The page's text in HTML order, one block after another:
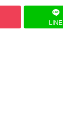
LINE